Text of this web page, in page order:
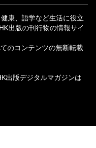
康、語学など生活に役立
出版の刊行物の情報サイ
のコンテンツの無断転載
出版デジタルマガジンは